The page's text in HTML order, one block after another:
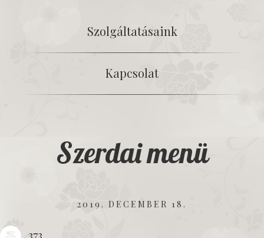
Szolgáltatásaink
Kapcsolat
Szerdai menü
2019. DECEMBER 18.
373